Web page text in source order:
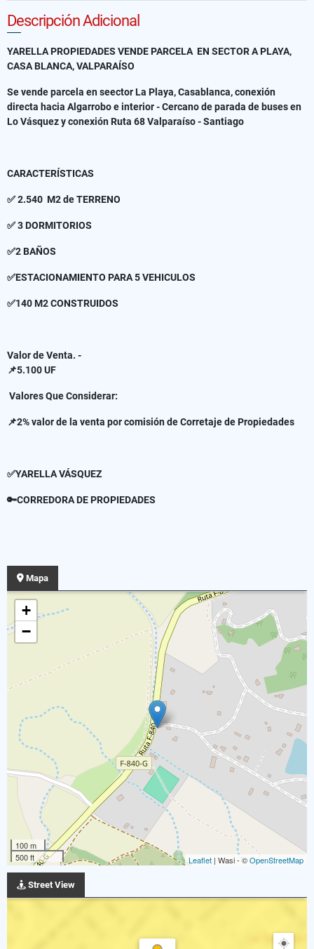
Descripción Adicional
YARELLA PROPIEDADES VENDE PARCELA EN SECTOR A PLAYA,
CASA BLANCA, VALPARAÍSO
Se vende parcela en seector La Playa, Casablanca, conexión
directa hacia Algarrobo e interior - Cercano de parada de buses en
Lo Vásquez y conexión Ruta 68 Valparaíso - Santiago
CARACTERÍSTICAS
✅ 2.540 M2 de TERRENO
✅ 3 DORMITORIOS
✅2 BAÑOS
✅ESTACIONAMIENTO PARA 5 VEHICULOS
✅140 M2 CONSTRUIDOS
Valor de Venta. -
📌5.100 UF
Valores Que Considerar:
📌2% valor de la venta por comisión de Corretaje de Propiedades
✅YARELLA VÁSQUEZ
🔑CORREDORA DE PROPIEDADES
Mapa
+
−
100 m
500 ft
Leaflet | Wasi - ©OpenStreetMap
Street View